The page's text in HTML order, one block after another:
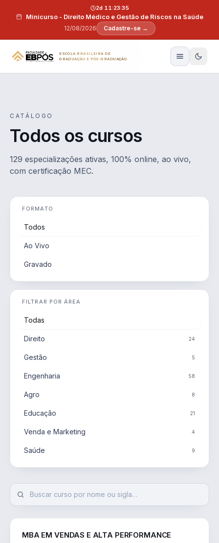
Minicurso - Direito Médico e Gestão de Riscos na Saúde
12/08/2026
2d 11:23:34
Cadastre-se →
ESCOLA BRASILEIRA DE
GRADUAÇÃO E PÓS-GRADUAÇÃO
CATÁLOGO
Todos os cursos
129 especializações ativas, 100% online, ao vivo,
com certificação MEC.
FORMATO
Todos
Ao Vivo
Gravado
FILTRAR POR ÁREA
Todas
Direito 24
Gestão 5
Engenharia 58
Agro 8
Educação 21
Venda e Marketing 4
Saúde 9
MBA EM VENDAS E ALTA PERFORMANCE